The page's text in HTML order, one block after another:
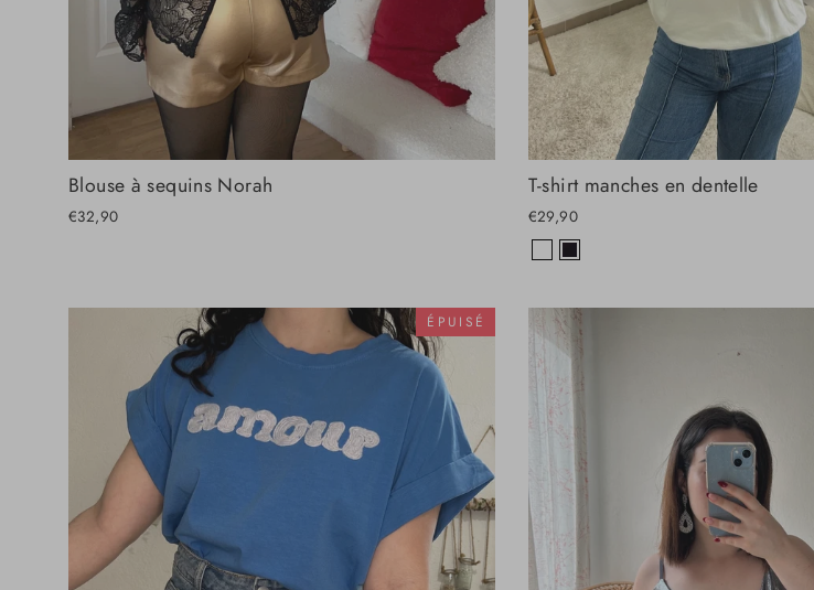
Blouse à sequins Norah
€32,90
T-shirt manches en dentelle
€29,90
ÉPUISÉ